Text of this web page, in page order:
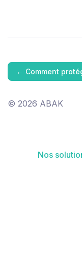
← Comment
© 2026 ABAK
Nos